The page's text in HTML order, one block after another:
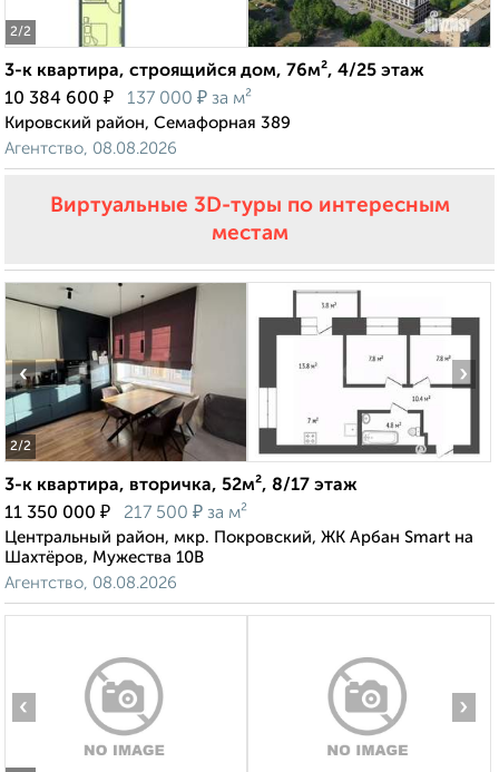
2/2
3-к квартира, строящийся дом, 76м², 4/25 этаж
10 384 600 ₽ 137 000 ₽ за м²
Кировский район, Семафорная 389
Агентство, 08.08.2026
Виртуальные 3D-туры по интересным
местам
2/2
‹ ›
3-к квартира, вторичка, 52м², 8/17 этаж
11 350 000 ₽ 217 500 ₽ за м²
Центральный район, мкр. Покровский, ЖК Арбан Smart на
Шахтёров, Мужества 10В
Агентство, 08.08.2026
‹ ›